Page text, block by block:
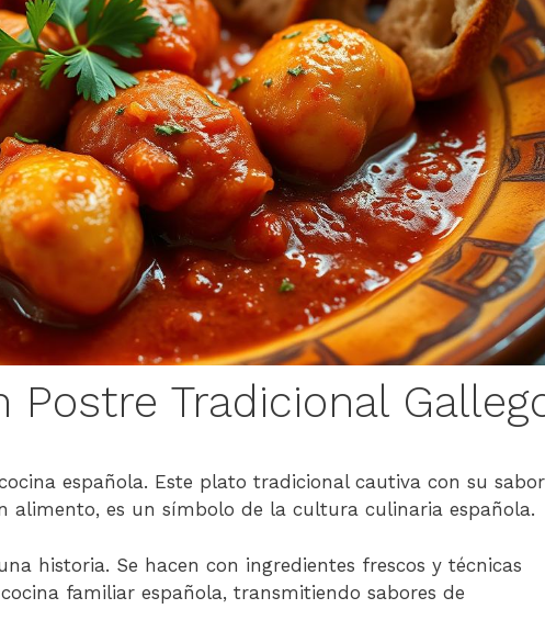
Postre Tradicional
española. Este plato tradicional cautiva con su sabor
alimento, es un símbolo de la cultura culinaria española.
historia. Se hacen con ingredientes frescos y técnicas
familiar española, transmitiendo sabores de